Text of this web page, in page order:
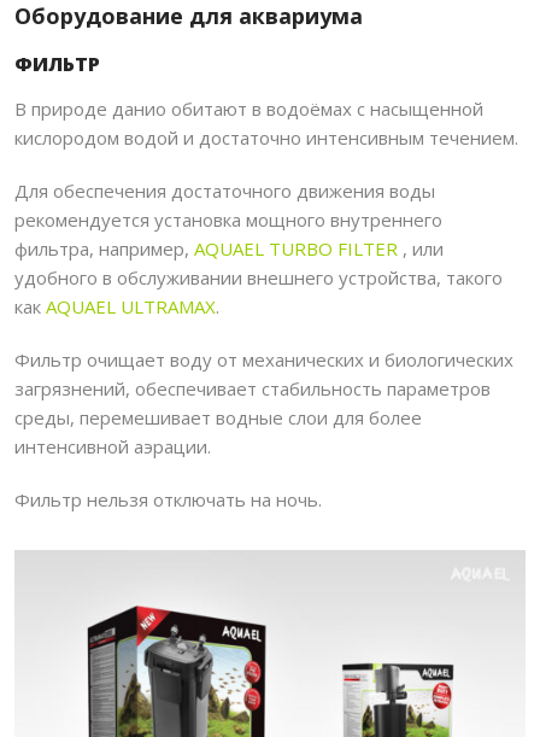
Оборудование для аквариума
ФИЛЬТР
В природе данио обитают в водоёмах с насыщенной
кислородом водой и достаточно интенсивным течением.
Для обеспечения достаточного движения воды
рекомендуется установка мощного внутреннего
фильтра, например, AQUAEL TURBO FILTER , или
удобного в обслуживании внешнего устройства, такого
как AQUAEL ULTRAMAX.
Фильтр очищает воду от механических и биологических
загрязнений, обеспечивает стабильность параметров
среды, перемешивает водные слои для более
интенсивной аэрации.
Фильтр нельзя отключать на ночь.